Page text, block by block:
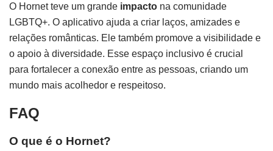
O Hornet teve um grande impacto na comunidade
LGBTQ+. O aplicativo ajuda a criar laços, amizades e
relações românticas. Ele também promove a visibilidade e
o apoio à diversidade. Esse espaço inclusivo é crucial
para fortalecer a conexão entre as pessoas, criando um
mundo mais acolhedor e respeitoso.
FAQ
O que é o Hornet?